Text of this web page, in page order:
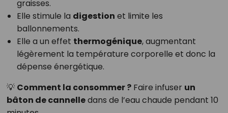
graisses.
Elle stimule la digestion et limite les
ballonnements.
Elle a un effet thermogénique, augmentant
légèrement la température corporelle et donc la
dépense énergétique.
💡 Comment la consommer ?Faire infuser un
bâton de cannelledans de l’eau chaude pendant 10